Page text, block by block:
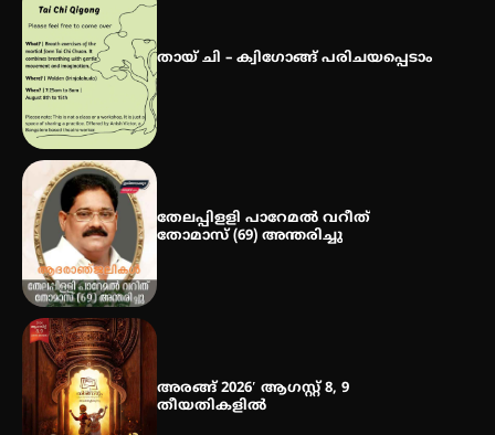
സ്വദേശി ആതിര എം കെ യുടെ
നേട്ടം പ്രതിസന്ധികളോട് പൊരുതി
തായ് ചി – ക്വിഗോങ്ങ് പരിചയപ്പെടാം
തേലപ്പിളളി പാറേമൽ വറീത്
തോമാസ് (69) അന്തരിച്ചു
അരങ്ങ് 2026′ ആഗസ്റ്റ് 8, 9
തീയതികളിൽ